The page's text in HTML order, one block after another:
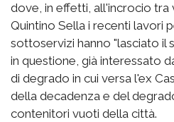
dove, in effetti, all'incrocio tra
Quintino Sella i recenti lavori
sottoservizi hanno "lasciato il
in questione, già interessato
di degrado in cui versa l'ex
della decadenza e del
contenitori vuoti della città.